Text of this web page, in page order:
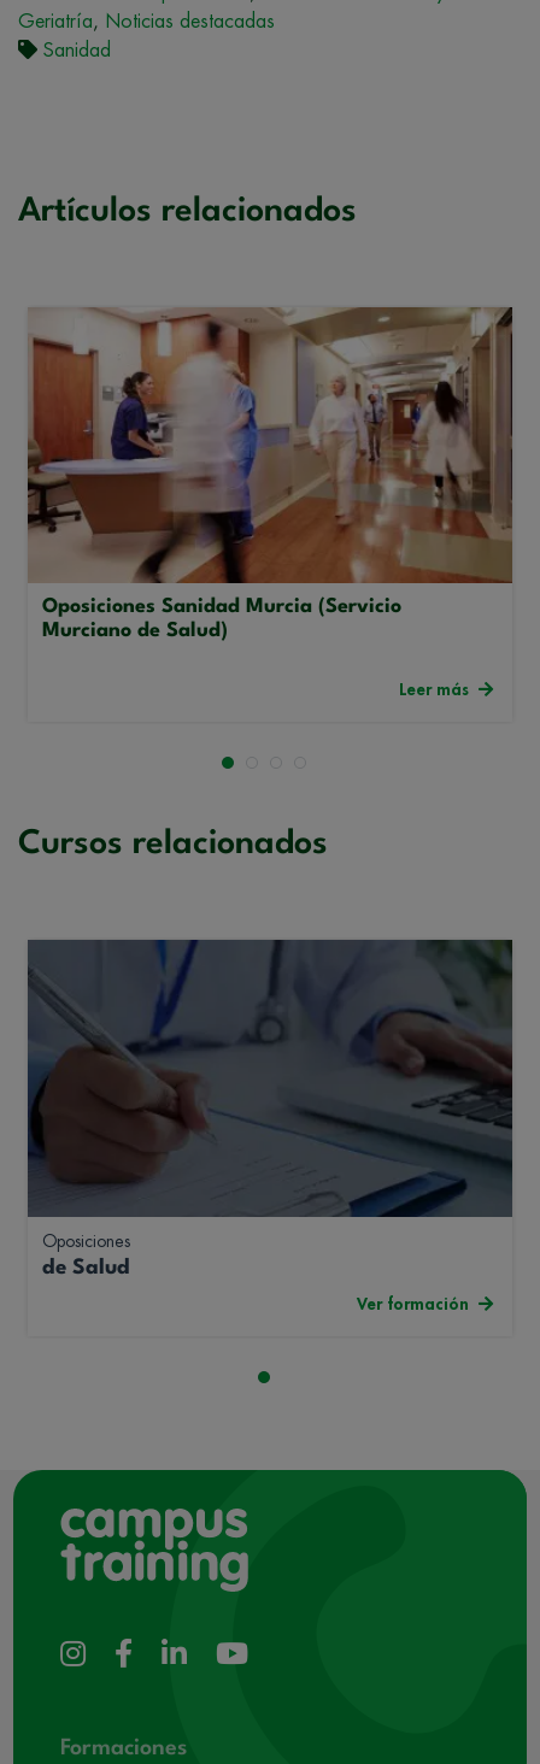
Geriatría, Noticias destacadas
Sanidad
Artículos relacionados
Oposiciones Sanidad Murcia (Servicio
Murciano de Salud)
Leer más
Cursos relacionados
Oposiciones
de Salud
Ver formación
Formaciones